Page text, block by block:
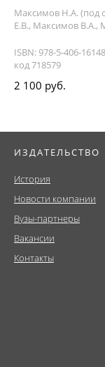
Максимов Н.А. (под
Е.В., Максимов В.А.,
ISBN: 978-5-406-
код 718579
2 100 руб.
ИЗДАТЕЛЬСТВО
История
Новости компании
Вузы-партнеры
Вакансии
Контакты